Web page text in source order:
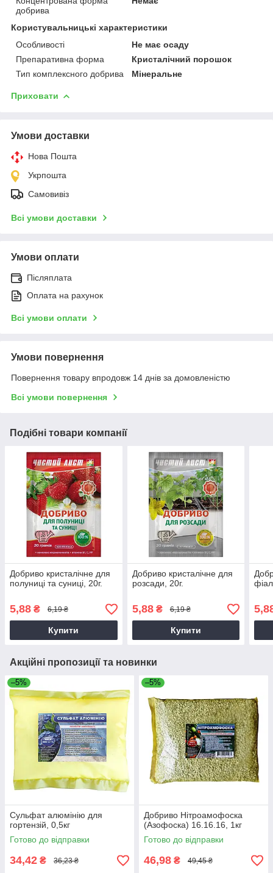
добрива
Користувальницькі характеристики
Особливості
Не має осаду
Препаративна форма
Кристалічний порошок
Тип комплексного добрива
Мінеральне
Приховати
Умови доставки
Нова Пошта
Укрпошта
Самовивіз
Всі умови доставки
Умови оплати
Післяплата
Оплата на рахунок
Всі умови оплати
Умови повернення
Повернення товару впродовж 14 днів за домовленістю
Всі умови повернення
Подібні товари компанії
Добриво кристалічне для
полуниці та суниці, 20г.
5,88 ₴ 6,19 ₴
Купити
Добриво кристалічне для
розсади, 20г.
5,88₴ 6,19 ₴
Купити
Акційні пропозиції та новинки
–5%
Сульфат алюмінію для
гортензій, 0,5кг
Готово до відправки
34,42 ₴ 36,23 ₴
–5%
Добриво Нітроамофоска
(Азофоска) 16.16.16, 1кг
Готово до відправки
46,98 ₴ 49,45 ₴